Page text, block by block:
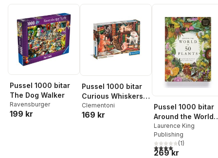
Pussel 1000 bitar
The Dog Walker
Ravensburger
199 kr
Pussel 1000 bitar
Curious Whiskers -
High Quality
Collection
Clementoni
169 kr
Pussel 1000 bitar
Around the World
50 Plants
Laurence King
Publishing
4,0utav 5 stjärnor.
(1)
269 kr